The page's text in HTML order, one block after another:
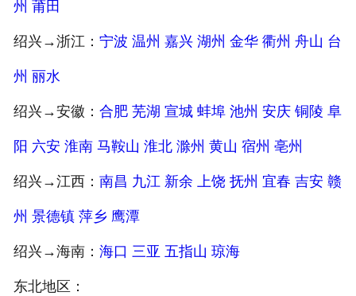
州 莆田
绍兴→浙江： 宁波 温州 嘉兴 湖州 金华 衢州 舟山 台
州 丽水
绍兴→安徽： 合肥 芜湖 宣城 蚌埠 池州 安庆 铜陵 阜
阳 六安 淮南 马鞍山 淮北 滁州 黄山 宿州 亳州
绍兴→江西： 南昌 九江 新余 上饶 抚州 宜春 吉安 赣
州 景德镇 萍乡 鹰潭
绍兴→海南： 海口 三亚 五指山 琼海
东北地区：